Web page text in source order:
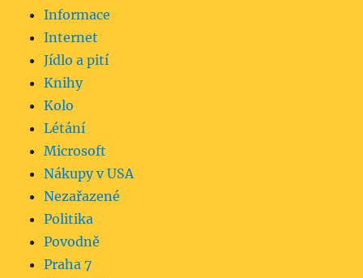
Informace
Internet
Jídlo a pití
Knihy
Kolo
Létání
Microsoft
Nákupy v USA
Nezařazené
Politika
Povodně
Praha 7